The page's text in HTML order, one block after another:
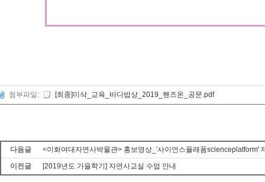
첨부파일: [최종]미삭_교육_바다밥상_2019_핸즈온_공문.pdf
다음글
<이화여대자연사박물관> 홍보영상_'사이언스플래폼scienceplatform'
이전글
[2019년도 가을학기] 자연사교실 수업 안내